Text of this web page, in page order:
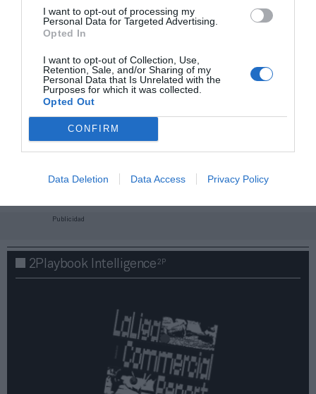
I want to opt-out of processing my
Personal Data for Targeted Advertising.
Opted In
I want to opt-out of Collection, Use,
Retention, Sale, and/or Sharing of my
Personal Data that Is Unrelated with the
Purposes for which it was collected.
Opted Out
CONFIRM
Data Deletion Data Access Privacy Policy
y eventos para Socios!​​​​​​​
Publicidad
2Playbook Intelligence2P